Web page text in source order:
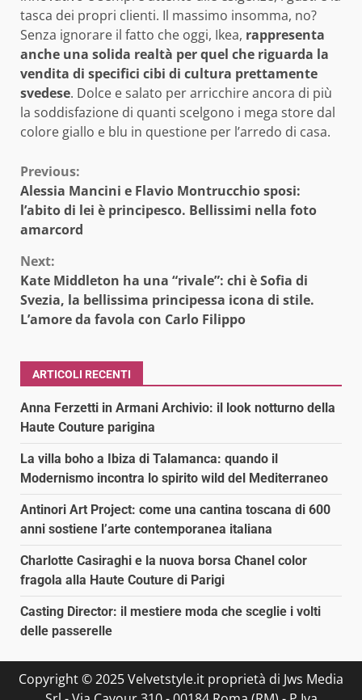
tasca dei propri clienti. Il massimo insomma, no?
Senza ignorare il fatto che oggi, Ikea, rappresenta
anche una solida realtà per quel che riguarda la
vendita di specifici cibi di cultura prettamente
svedese. Dolce e salato per arricchire ancora di più
la soddisfazione di quanti scelgono i mega store dal
colore giallo e blu in questione per l’arredo di casa.
Continue
Reading
Previous:
Alessia Mancini e Flavio Montrucchio sposi:
l’abito di lei è principesco. Bellissimi nella foto
amarcord
Next:
Kate Middleton ha una “rivale”: chi è Sofia di
Svezia, la bellissima principessa icona di stile.
L’amore da favola con Carlo Filippo
ARTICOLI RECENTI
Anna Ferzetti in Armani Archivio: il look notturno della
Haute Couture parigina
La villa boho a Ibiza di Talamanca: quando il
Modernismo incontra lo spirito wild del Mediterraneo
Antinori Art Project: come una cantina toscana di 600
anni sostiene l’arte contemporanea italiana
Charlotte Casiraghi e la nuova borsa Chanel color
fragola alla Haute Couture di Parigi
Casting Director: il mestiere moda che sceglie i volti
delle passerelle
Copyright © 2025 Velvetstyle.it proprietà di Jws Media